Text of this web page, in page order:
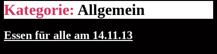
Kategorie: Allgemein
Essen für alle am 14.11.13